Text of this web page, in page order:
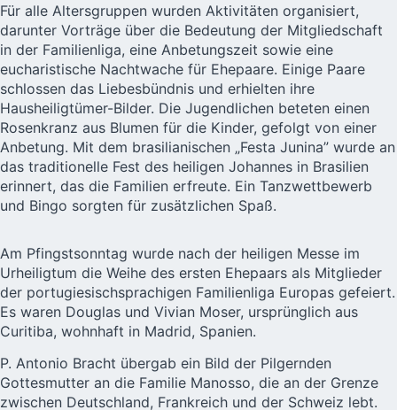
Für alle Altersgruppen wurden Aktivitäten organisiert,
darunter Vorträge über die Bedeutung der Mitgliedschaft
in der Familienliga, eine Anbetungszeit sowie eine
eucharistische Nachtwache für Ehepaare. Einige Paare
schlossen das Liebesbündnis und erhielten ihre
Hausheiligtümer-Bilder. Die Jugendlichen beteten einen
Rosenkranz aus Blumen für die Kinder, gefolgt von einer
Anbetung. Mit dem brasilianischen „Festa Junina” wurde an
das traditionelle Fest des heiligen Johannes in Brasilien
erinnert, das die Familien erfreute. Ein Tanzwettbewerb
und Bingo sorgten für zusätzlichen Spaß.
Am Pfingstsonntag wurde nach der heiligen Messe im
Urheiligtum die Weihe des ersten Ehepaars als Mitglieder
der portugiesischsprachigen Familienliga Europas gefeiert.
Es waren Douglas und Vivian Moser, ursprünglich aus
Curitiba, wohnhaft in Madrid, Spanien.
P. Antonio Bracht übergab ein Bild der Pilgernden
Gottesmutter an die Familie Manosso, die an der Grenze
zwischen Deutschland, Frankreich und der Schweiz lebt.